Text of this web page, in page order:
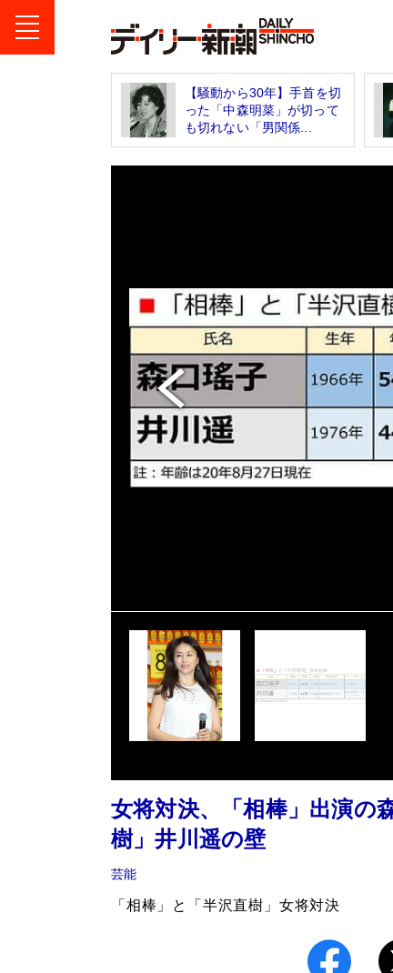
【騒動から30年】手首を切
った「中森明菜」が切って
も切れない「男関係...
女将対決、「相棒」出演の
樹」井川遥の壁
芸能
「相棒」と「半沢直樹」女将対決